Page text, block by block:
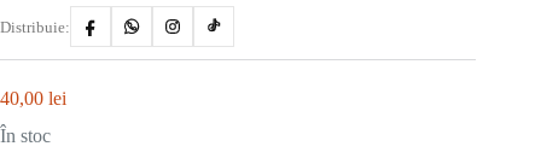
Distribuie:
40,00 lei
În stoc